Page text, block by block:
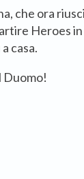
che ora
Heroes
casa.
Duomo!